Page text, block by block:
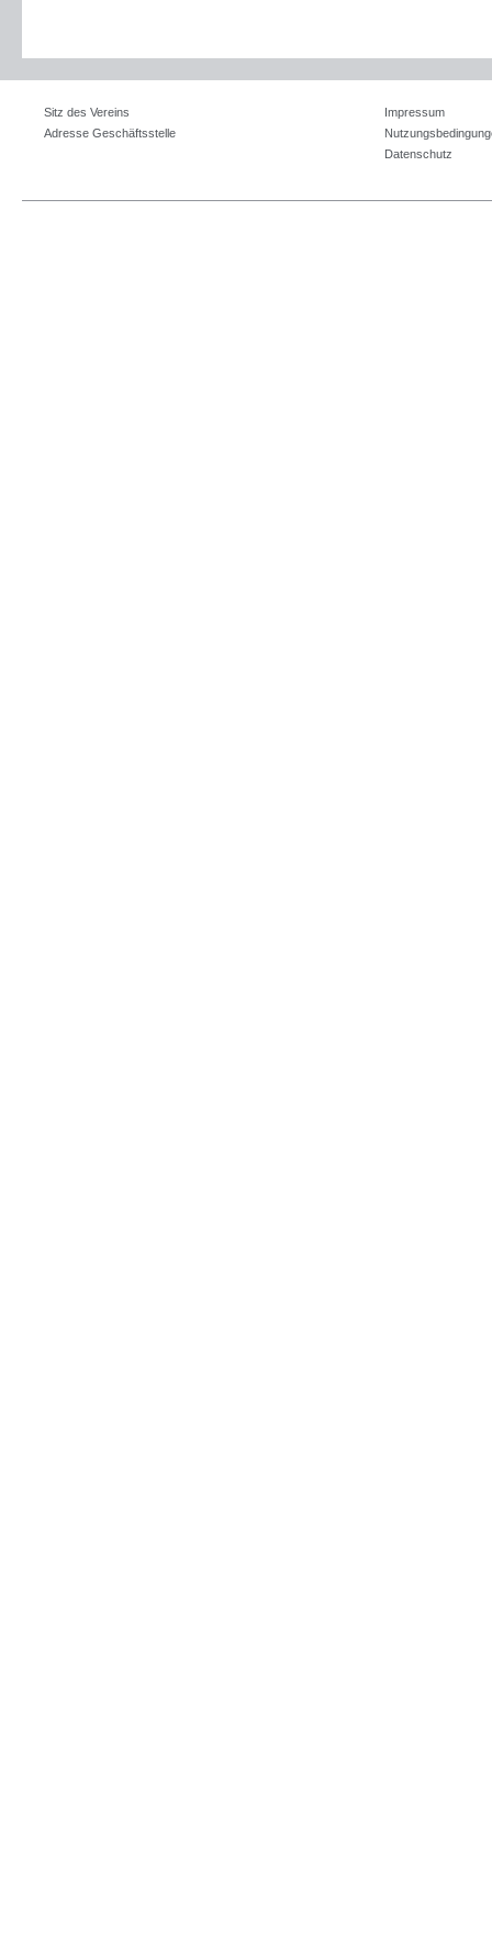
Sitz des Vereins
Adresse Geschäftsstelle
Impressum
Datenschutz